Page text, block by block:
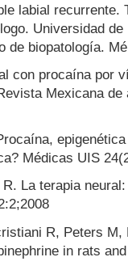
labial recurrente.
Universidad
de biopatología.
con procaína por
Mexicana
Médicas UIS
La terapia
R, Peters
in rats